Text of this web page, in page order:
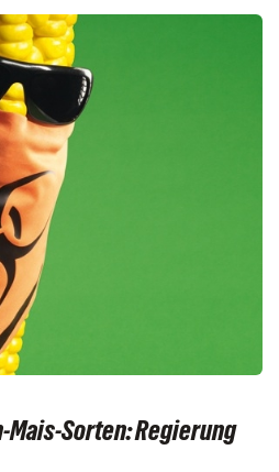
Mais-Sorten: Regierung